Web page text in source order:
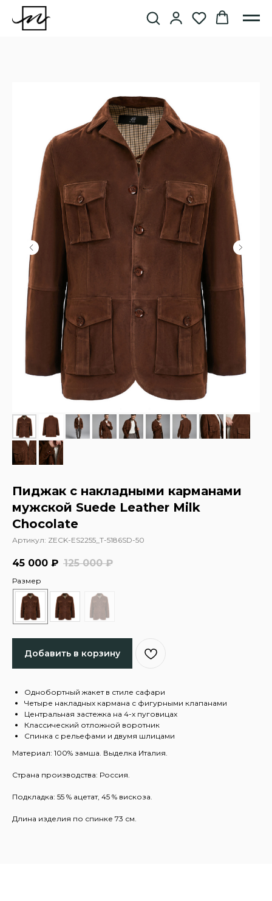
Пиджак с накладными карманами
мужской Suede Leather Milk
Chocolate
Артикул: ZECK-ES2255_T-5186SD-50
45 000 ₽ 125 000 ₽
Размер
Добавить в корзину
Однобортный жакет в стиле сафари
Четыре накладных кармана с фигурными клапанами
Центральная застежка на 4-х пуговицах
Классический отложной воротник
Спинка с рельефами и двумя шлицами
Материал: 100% замша. Выделка Италия.
Страна производства: Россия.
Подкладка: 55 % ацетат, 45 % вискоза.
Длина изделия по спинке 73 см.